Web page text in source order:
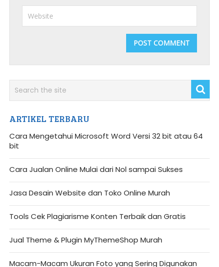
ARTIKEL TERBARU
Cara Mengetahui Microsoft Word Versi 32 bit atau 64
bit
Cara Jualan Online Mulai dari Nol sampai Sukses
Jasa Desain Website dan Toko Online Murah
Tools Cek Plagiarisme Konten Terbaik dan Gratis
Jual Theme & Plugin MyThemeShop Murah
Macam-Macam Ukuran Foto yang Sering Digunakan